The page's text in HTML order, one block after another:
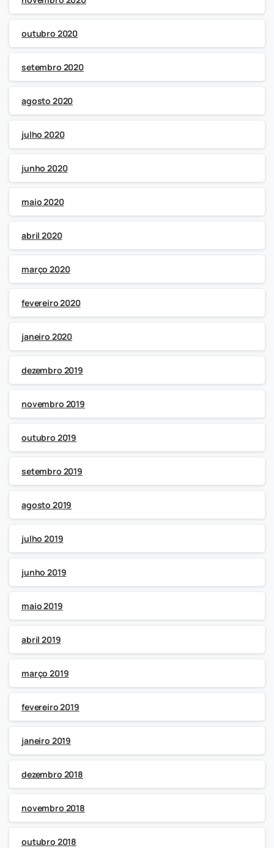
outubro 2020
setembro 2020
agosto 2020
julho 2020
junho 2020
maio 2020
abril 2020
março 2020
fevereiro 2020
janeiro 2020
dezembro 2019
novembro 2019
outubro 2019
setembro 2019
agosto 2019
julho 2019
junho 2019
maio 2019
abril 2019
março 2019
fevereiro 2019
janeiro 2019
dezembro 2018
novembro 2018
outubro 2018